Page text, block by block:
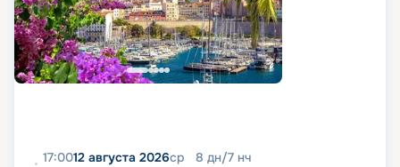
17:0012 августа 2026ср 8 дн/7 нч